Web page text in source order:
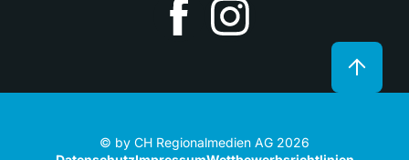
© by CH Regionalmedien AG 2026